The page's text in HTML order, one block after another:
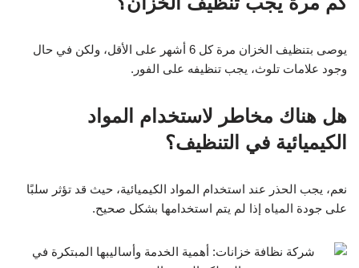
يوصى بتنظيف الخزان مرة كل 6 أشهر على الأقل، ولكن في حال
وجود علامات تلوث، يجب تنظيفه على الفور.
هل هناك مخاطر لاستخدام المواد
الكيميائية في التنظيف؟
نعم، يجب الحذر عند استخدام المواد الكيميائية، حيث قد تؤثر سلبًا
على جودة المياه إذا لم يتم استخدامها بشكل صحيح.